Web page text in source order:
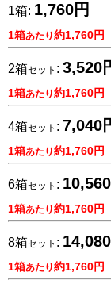
1箱: 1,760円
1箱あたり約1,760円
2箱セット : 3,520
1箱あたり約1,760円
4箱セット : 7,040
1箱あたり約1,760円
6箱セット :
1箱あたり約1,760円
8箱セット :
1箱あたり約1,760円